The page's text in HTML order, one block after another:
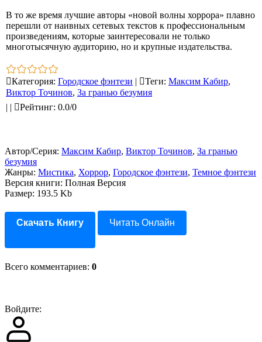
В то же время лучшие авторы «новой волны хоррора» плавно
перешли от наивных сетевых текстов к профессиональным
произведениям, которые заинтересовали не только
многотысячную аудиторию, но и крупные издательства.
Категория: Городское фэнтези | Теги: Максим Кабир,
Виктор Точинов, За гранью безумия
| | Рейтинг: 0.0/0
Автор/Серия: Максим Кабир, Виктор Точинов, За гранью
безумия
Жанры: Мистика, Хоррор, Городское фэнтези, Темное фэнтези
Версия книги: Полная Версия
Размер: 193.5 Kb
Скачать Книгу Читать Онлайн
Всего комментариев: 0
Войдите: